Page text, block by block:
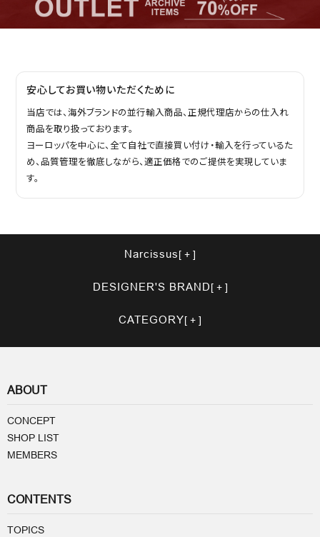
安心してお買い物いただくために
当店では、海外ブランドの並行輸入商品、正規代理店からの仕入れ
商品を取り扱っております。
ヨーロッパを中心に、全て自社で直接買い付け・輸入を行っているた
め、品質管理を徹底しながら、適正価格でのご提供を実現していま
す。
Narcissus
DESIGNER'S BRAND
CATEGORY
ABOUT
CONCEPT
SHOP LIST
MEMBERS
CONTENTS
TOPICS